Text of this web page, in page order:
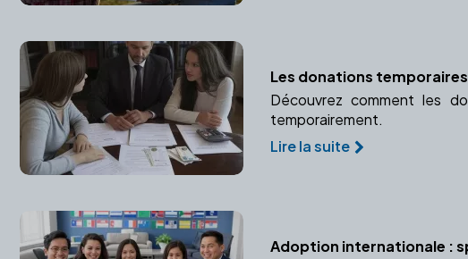
Les donations
Découvrez comment les
temporairement.
Lire la suite
Adoption internationale :